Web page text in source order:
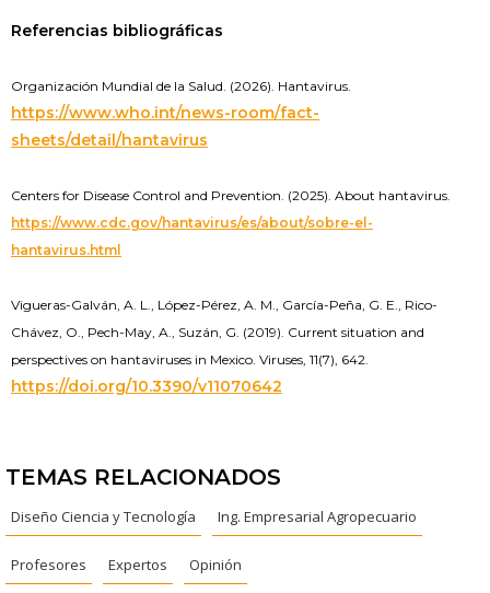
Referencias bibliográficas
Organización Mundial de la Salud. (2026). Hantavirus.
https://www.who.int/news-room/fact-
sheets/detail/hantavirus
Centers for Disease Control and Prevention. (2025). About hantavirus.
https://www.cdc.gov/hantavirus/es/about/sobre-el-
hantavirus.html
Vigueras-Galván, A. L., López-Pérez, A. M., García-Peña, G. E., Rico-
Chávez, O., Pech-May, A., Suzán, G. (2019). Current situation and
perspectives on hantaviruses in Mexico. Viruses, 11(7), 642.
https://doi.org/10.3390/v11070642
TEMAS RELACIONADOS
Diseño Ciencia y Tecnología Ing. Empresarial Agropecuario
Profesores Expertos Opinión